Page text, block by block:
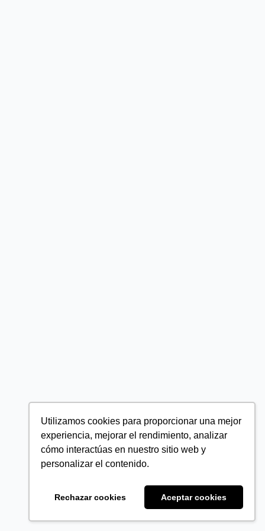
Utilizamos cookies para proporcionar una mejor
experiencia, mejorar el rendimiento, analizar
cómo interactúas en nuestro sitio web y
personalizar el contenido.
Rechazar cookies Aceptar cookies